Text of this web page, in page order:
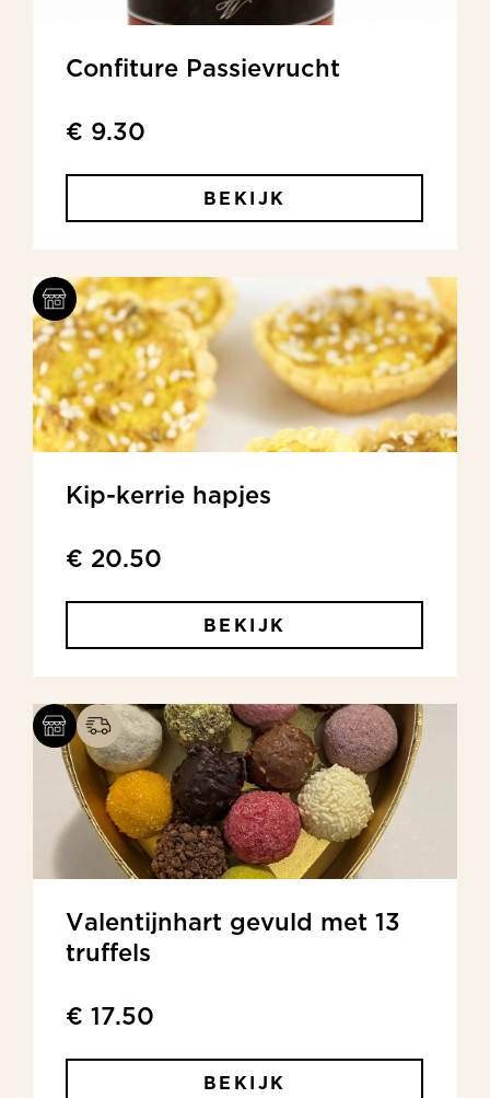
Confiture Passievrucht
€ 9.30
BEKIJK
Kip-kerrie hapjes
€ 20.50
BEKIJK
Valentijnhart gevuld met 13
truffels
€ 17.50
BEKIJK